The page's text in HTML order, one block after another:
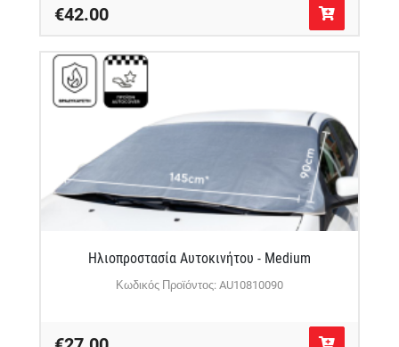
€42.00
Ηλιοπροστασία Αυτοκινήτου - Medium
Κωδικός Προϊόντος: AU10810090